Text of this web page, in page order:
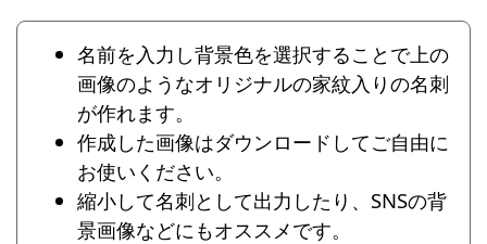
名前を入力し背景色を選択することで上の
画像のようなオリジナルの家紋入りの名刺
が作れます。
作成した画像はダウンロードしてご自由に
お使いください。
縮小して名刺として出力したり、SNSの背
景画像などにもオススメです。